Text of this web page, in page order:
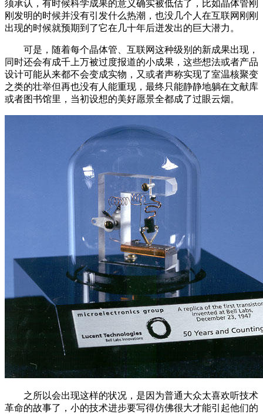
须承认，有时候科学成果的意义确实被低估了，比如晶体管刚
刚发明的时候并没有引发什么热潮，也没几个人在互联网刚刚
出现的时候就预期到了它在几十年后迸发出的巨大潜力。
可是，随着每个晶体管、互联网这种级别的新成果出现，
同时还会有成千上万被过度报道的小成果，这些想法或者产品
设计可能从来都不会变成实物，又或者声称实现了室温核聚变
之类的壮举但再也没有人能重现，最终只能静静地躺在文献库
或者图书馆里，当初设想的美好愿景全都成了过眼云烟。
之所以会出现这样的状况，是因为普通大众太喜欢听技术
革命的故事了，小的技术进步要写得仿佛很大才能引起他们的